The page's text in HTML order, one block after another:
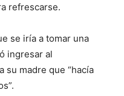
refrescarse.
se iría a tomar una
ingresar al
su madre que “hacía